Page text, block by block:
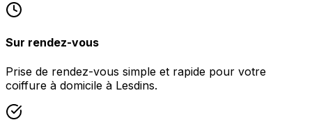
Sur rendez-vous
Prise de rendez-vous simple et rapide pour votre
coiffure à domicile à Lesdins.